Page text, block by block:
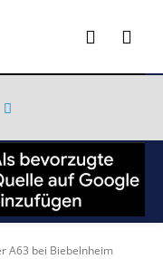
A63 bei Biebelnheim